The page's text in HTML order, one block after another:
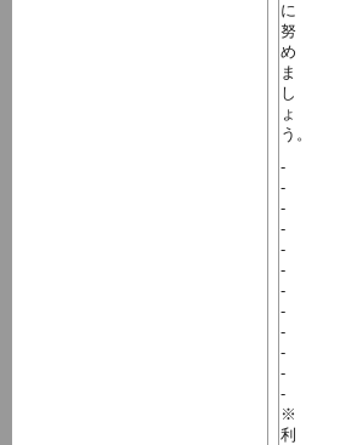
に
努
め
ま
し
ょ
う。
-
-
-
-
-
-
-
-
-
-
-
-
※
利